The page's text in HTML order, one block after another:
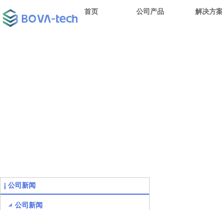
首页 公司产品 解决方
公司新闻
公司新闻